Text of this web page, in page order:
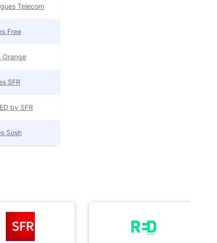
Telecom
Free
Orange
SFR
by SFR
Sosh